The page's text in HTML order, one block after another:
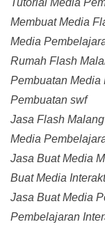
Tutorial Media
Membuat Media
Media
Rumah Flash
Pembuatan Media
Pembuatan swf
Jasa Flash Malang
Media
Jasa Buat Media
Buat Media
Jasa Buat Media
Pembelajaran